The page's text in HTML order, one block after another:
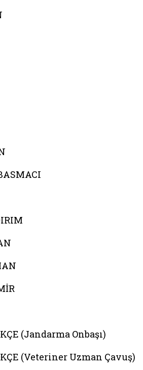
(Jandarma Onbaşı)
(Veteriner Uzman Çavuş)